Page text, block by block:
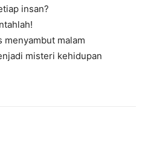
insan?
menyambut malam
misteri kehidupan